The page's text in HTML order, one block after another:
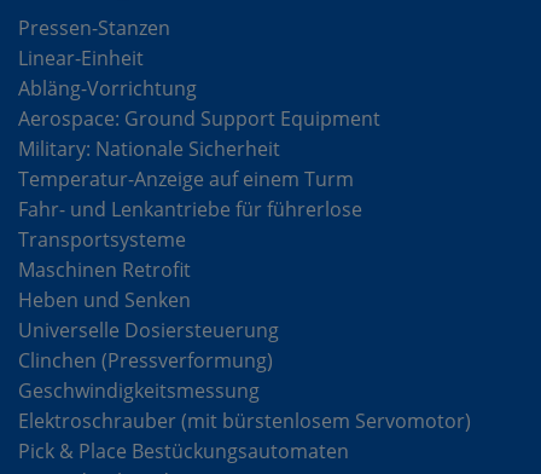
Pressen-Stanzen
Linear-Einheit
Abläng-Vorrichtung
Aerospace: Ground Support Equipment
Military: Nationale Sicherheit
Temperatur-Anzeige auf einem Turm
Fahr- und Lenkantriebe für führerlose
Transportsysteme
Maschinen Retrofit
Heben und Senken
Universelle Dosiersteuerung
Clinchen (Pressverformung)
Geschwindigkeitsmessung
Elektroschrauber (mit bürstenlosem Servomotor)
Pick & Place Bestückungsautomaten